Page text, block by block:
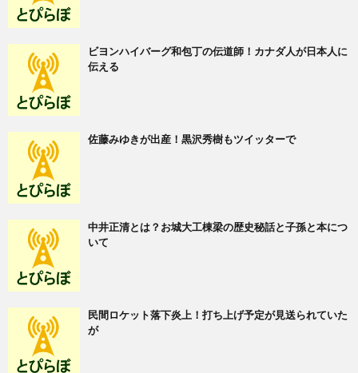
ビヨンハイバーグ和包丁の伝道師！カナダ人が日本人に
伝える
佐藤みゆきが出産！黒沢秀樹もツイッターで
中井正清とは？お城大工棟梁の歴史秘話と子孫と本につ
いて
民間ロケット落下炎上！打ち上げ予定が見送られていた
が